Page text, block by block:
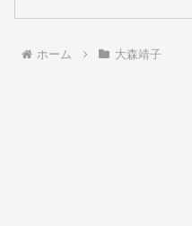
ホーム 大森靖子